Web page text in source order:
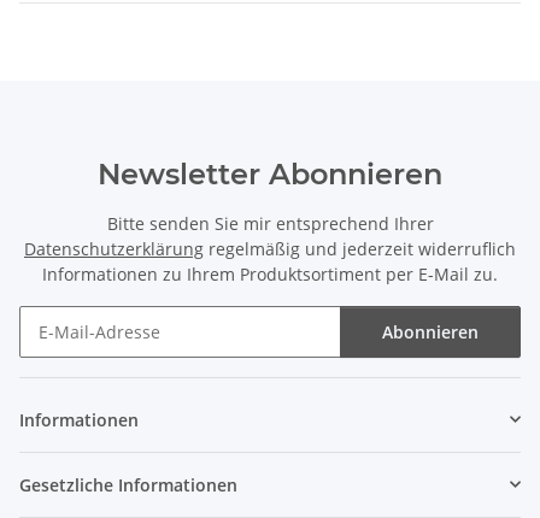
Newsletter Abonnieren
Bitte senden Sie mir entsprechend Ihrer
Datenschutzerklärung regelmäßig und jederzeit widerruflich
Informationen zu Ihrem Produktsortiment per E-Mail zu.
Abonnieren
Informationen
Gesetzliche Informationen